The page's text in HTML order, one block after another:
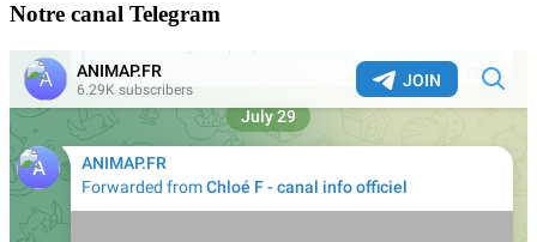
Notre canal Telegram